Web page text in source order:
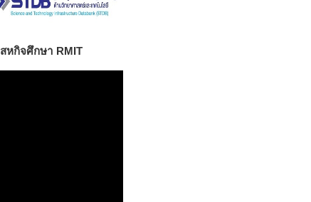
สหกิจศึกษา RMIT